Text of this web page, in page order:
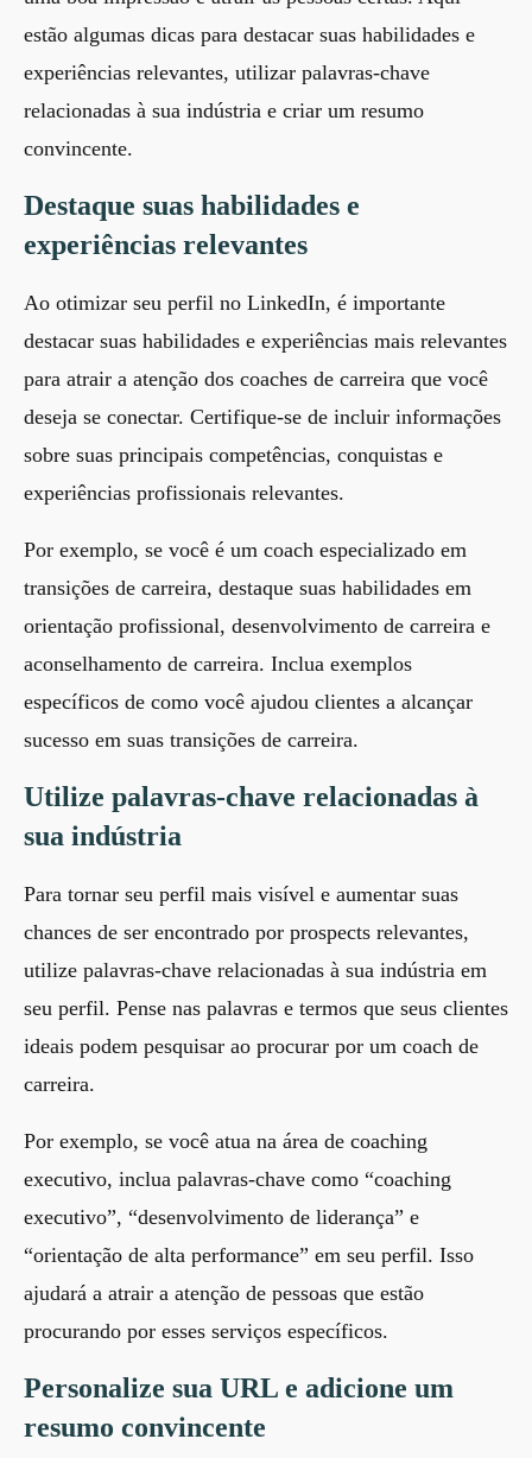
estão algumas dicas para destacar suas habilidades e
experiências relevantes, utilizar palavras-chave
relacionadas à sua indústria e criar um resumo
convincente.
Destaque suas habilidades e
experiências relevantes
Ao otimizar seu perfil no LinkedIn, é importante
destacar suas habilidades e experiências mais relevantes
para atrair a atenção dos coaches de carreira que você
deseja se conectar. Certifique-se de incluir informações
sobre suas principais competências, conquistas e
experiências profissionais relevantes.
Por exemplo, se você é um coach especializado em
transições de carreira, destaque suas habilidades em
orientação profissional, desenvolvimento de carreira e
aconselhamento de carreira. Inclua exemplos
específicos de como você ajudou clientes a alcançar
sucesso em suas transições de carreira.
Utilize palavras-chave relacionadas à
sua indústria
Para tornar seu perfil mais visível e aumentar suas
chances de ser encontrado por prospects relevantes,
utilize palavras-chave relacionadas à sua indústria em
seu perfil. Pense nas palavras e termos que seus clientes
ideais podem pesquisar ao procurar por um coach de
carreira.
Por exemplo, se você atua na área de coaching
executivo, inclua palavras-chave como “coaching
executivo”, “desenvolvimento de liderança” e
“orientação de alta performance” em seu perfil. Isso
ajudará a atrair a atenção de pessoas que estão
procurando por esses serviços específicos.
Personalize sua URL e adicione um
resumo convincente